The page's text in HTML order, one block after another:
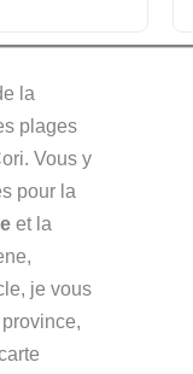
la
plages
Vous y
pour la
et la
je vous